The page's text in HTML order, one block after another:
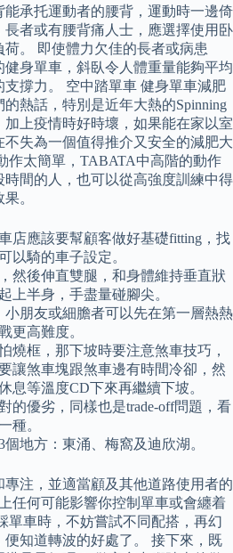
承托運動者的腰背，運動時一邊倚
者或有腰背痛人士，應選擇使用卧
。 即使體力欠佳的長者或病患
身單車，斜臥令人體重量能夠平均
撐力。 空中踏單車 健身單車減肥
熱話，特別是近年大熱的Spinning
上疫情時好時壞，如果能在家以室
失為一個值得推介又安全的減肥大
作太簡單，TABATA中高階的動作
間的人，也可以從高強度訓練中得
。
店應該要幫顧客做好基礎fitting，找
以騎的車子設定。
然後伸直雙腿，和身體維持垂直狀
上半身，手盡量碰腳尖。
小朋友或細膽者可以先在第一層熱熱
更高難度。
燒框，那下坡時要注意煞車技巧，
讓煞車塊跟煞車邊有時間冷卻，然
息等溫度CD下來再繼續下坡。
的優劣，同樣也是trade-off問題，看
種。
地方：東涌、梅窩及迪欣湖。
注，並適當顧及其他道路使用者的
任何可能影響你控制單車或會纏着
單車時，不妨嘗試不同配搭，再幻
知道轉波的好處了。 接下來，既